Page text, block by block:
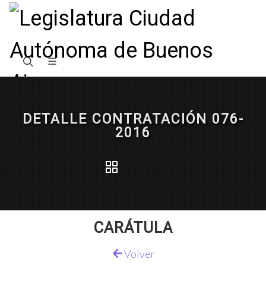
DETALLE CONTRATACIÓN 076-
2016
CARÁTULA
Volver